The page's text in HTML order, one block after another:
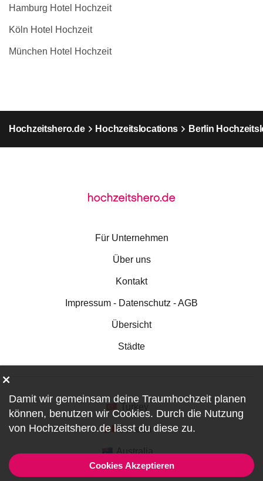
Hamburg Hotel Hochzeit
Köln Hotel Hochzeit
München Hotel Hochzeit
Hochzeitshero.de Hochzeitslocations Berlin
Für Unternehmen
Über uns
Kontakt
Impressum - Datenschutz - AGB
Übersicht
Städte
Canada
Australia
Damit wir gemeinsam deine Traumhochzeit planen
können, benutzen wir Cookies. Durch die Nutzung
von Hochzeitshero.de lässt du diese zu.
Cookies Akzeptieren